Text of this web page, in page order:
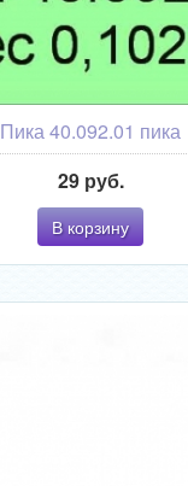
Пика 40.092.01 пика
29 руб.
В корзину